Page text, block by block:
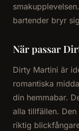
bartender bryr
När passar
Dirty Martini är
romantiska
din hemmabar.
alla tillfällen.
riktig